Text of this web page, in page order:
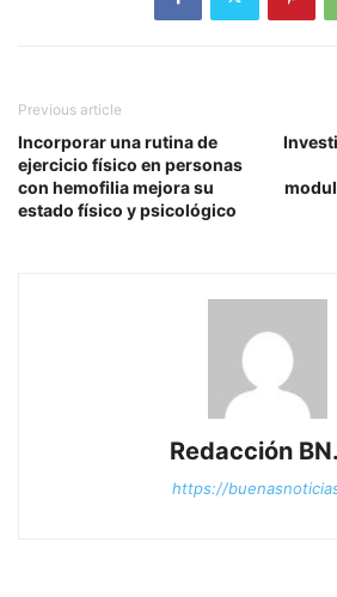
Previous article
Incorporar una rutina de
ejercicio físico en personas
con hemofilia mejora su
estado físico y psicológico
Redacción
https://